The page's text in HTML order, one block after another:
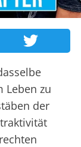
Leben zu
der